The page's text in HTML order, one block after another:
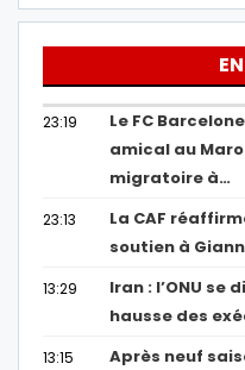
23:19
Le FC
amical au
migratoire à…
23:13
La CAF
soutien à
13:29
Iran : l’ONU se
hausse des
13:15
Après neuf